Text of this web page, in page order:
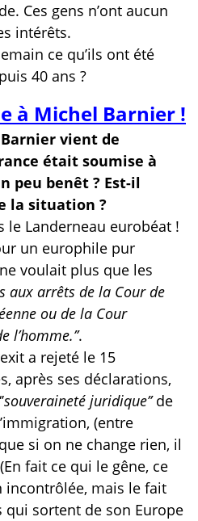
Ces gens n’ont aucun
intérêts.
ce qu’ils ont été
40 ans ?
à Michel Barnier !
vient de
était soumise à
peu benêt ? Est-il
la situation ?
le Landerneau eurobéat !
un europhile pur
voulait plus que les
aux arrêts de la Cour de
ou de la Cour
.
a rejeté le 15
après ses déclarations,
souveraineté juridique’’de
(entre
si on ne change rien, il
fait ce qui le gêne, ce
incontrôlée, mais le fait
qui sortent de son Europe